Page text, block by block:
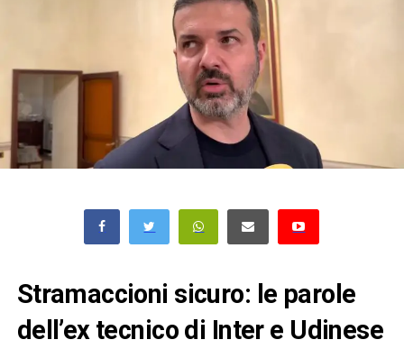
Stramaccioni sicuro: le parole
dell’ex tecnico di Inter e Udinese